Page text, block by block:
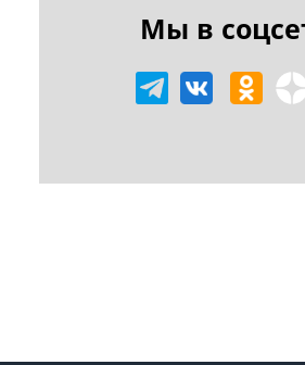
Мы в